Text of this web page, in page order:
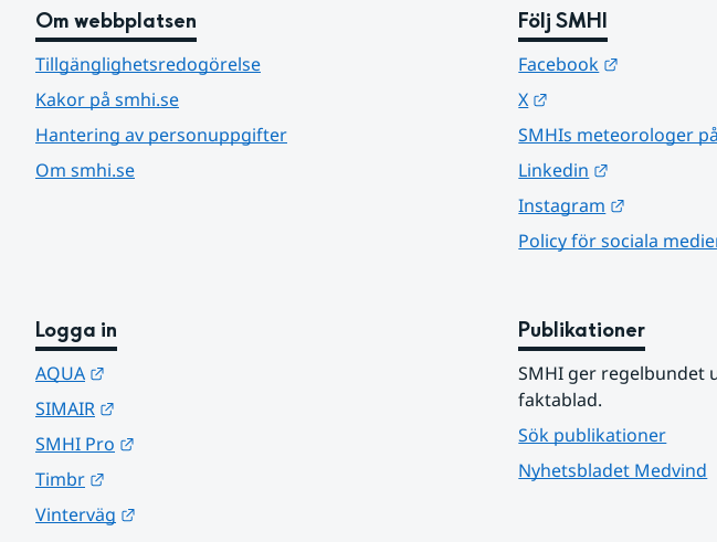
Om webbplatsen
Tillgänglighetsredogörelse
Kakor på smhi.se
Hantering av personuppgifter
Om smhi.se
Följ SMHI
Facebook
X
SMHIs meteorologer
Linkedin
Instagram
Policy för sociala
Logga in
AQUA
SIMAIR
SMHI Pro
Timbr
Vinterväg
Publikationer
SMHI ger regelbundet
faktablad.
Sök publikationer
Nyhetsbladet Medvind